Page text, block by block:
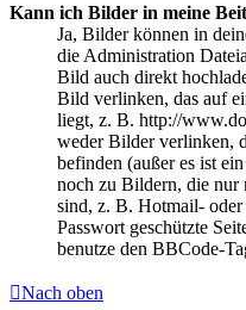
Kann ich Bilder in meine
Ja, Bilder können in
die Administration
Bild auch direkt
Bild verlinken, das auf
liegt, z. B. http://
weder Bilder verlinken,
befinden (außer es ist
noch zu Bildern, die nur
sind, z. B. Hotmail-
Passwort geschützte
benutze den BBCode-
Nach oben